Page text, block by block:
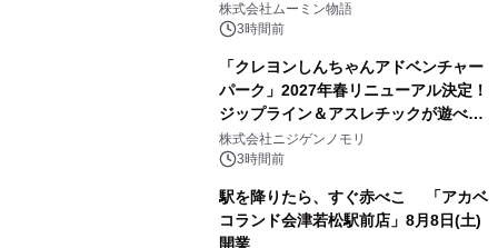
株式会社ムーミン物語
3時間前
「クレヨンしんちゃんアドベンチャー
パーク」2027年春リニューアル決定！
ジップライン＆アスレチックが遊べる
のは今年が最後！ 「ラスト！ドキがム
ネムネ～大作戦！」始動
株式会社ニジゲンノモリ
3時間前
駅を降りたら、すぐ赤べこ 「アカベ
コランド会津若松駅前店」8月8日(土)
開業